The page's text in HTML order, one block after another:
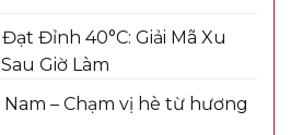
Đỉnh 40°C: Giải Mã Xu
Giờ Làm
– Chạm vị hè từ hương